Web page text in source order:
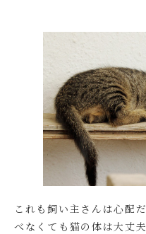
これも飼い主さんは心配
べなくても猫の体は大丈